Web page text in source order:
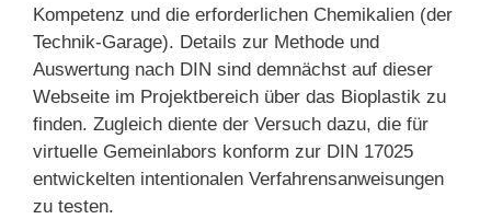
Kompetenz und die erforderlichen Chemikalien (der
Technik-Garage). Details zur Methode und
Auswertung nach DIN sind demnächst auf dieser
Webseite im Projektbereich über das Bioplastik zu
finden. Zugleich diente der Versuch dazu, die für
virtuelle Gemeinlabors konform zur DIN 17025
entwickelten intentionalen Verfahrensanweisungen
zu testen.